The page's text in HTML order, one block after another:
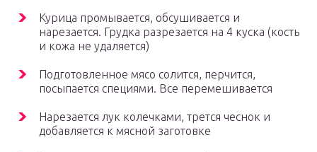
Курица промывается, обсушивается и
нарезается. Грудка разрезается на 4 куска (кость
и кожа не удаляется)
Подготовленное мясо солится, перчится,
посыпается специями. Все перемешивается
Нарезается лук колечками, трется чеснок и
добавляется к мясной заготовке